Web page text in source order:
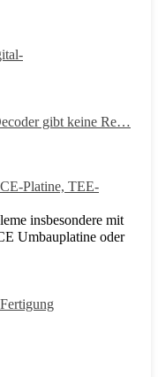
gibt keine Re…
Platine, TEE-
insbesondere mit
Umbauplatine oder